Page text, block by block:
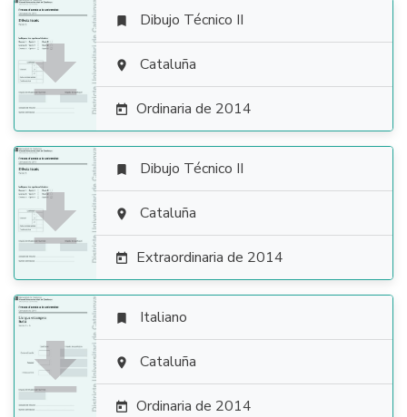

 Dibujo Técnico II
 Cataluña
 Ordinaria de 2014

 Dibujo Técnico II
 Cataluña
 Extraordinaria de 2014

 Italiano
 Cataluña
 Ordinaria de 2014